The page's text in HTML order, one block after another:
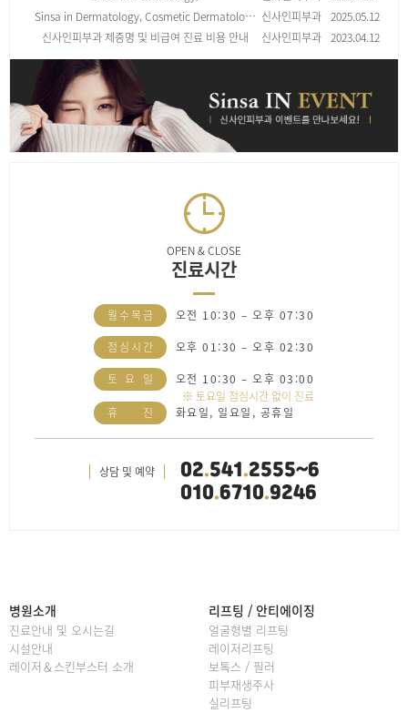
皮肤美容治疗项目收费标准
Sinsa in Dermatology, Cosmetic Dermatolo… 신사인피부과 2025.05.12
신사인피부과 제증명 및 비급여 진료 비용 안내
신사인피부과 2023.04.12
OPEN & CLOSE
진료시간
월수목금
오전 10:30 – 오후 07:30
점 심 시 간
오후 01:30 – 오후 02:30
토 요 일
오전 10:30 – 오후 03:00
※ 토요일 점심시간 없이 진료
휴
진 화요일, 일요일, 공휴일
상담 및 예약 02.541.2555~6
010.6710.9246
병원소개
진료안내 및 오시는길
시설안내
레이저＆스킨부스터 소개
리프팅 / 안티에이징
얼굴형별 리프팅
레이저리프팅
보톡스 / 필러
피부재생주사
실리프팅